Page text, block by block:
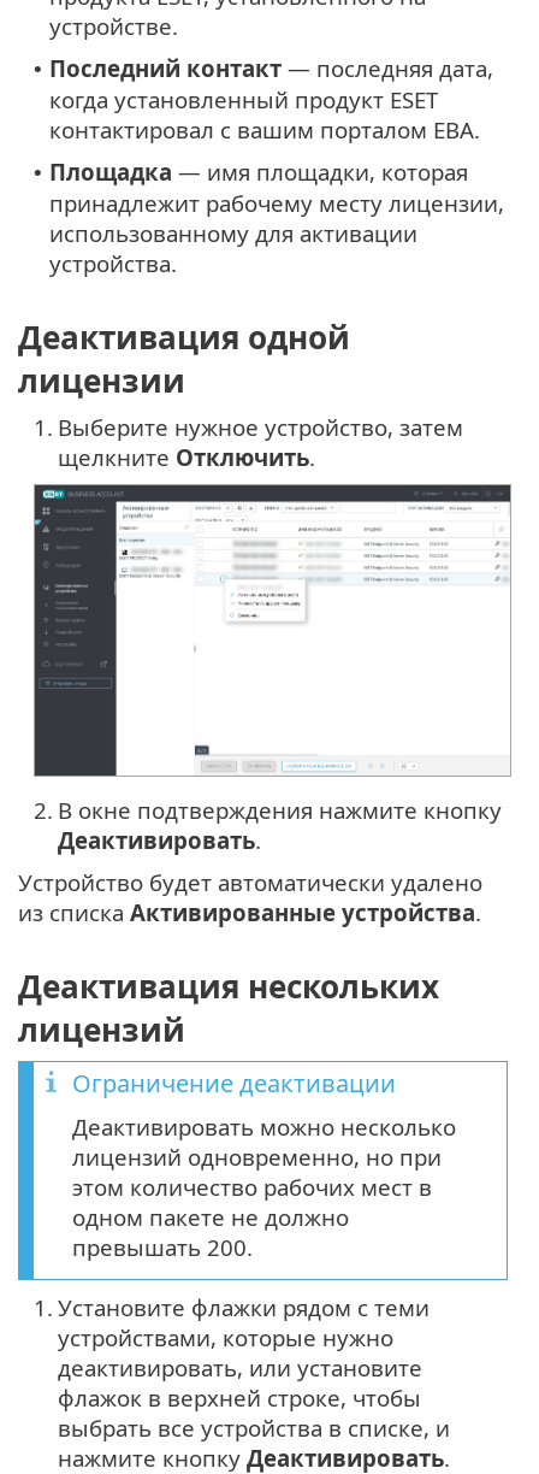
устройстве.
• Последний контакт — последняя дата,
когда установленный продукт ESET
контактировал с вашим порталом EBA.
• Площадка — имя площадки, которая
принадлежит рабочему месту лицензии,
использованному для активации
устройства.
Деактивация одной
лицензии
1. Выберите нужное устройство, затем
щелкните Отключить.
2. В окне подтверждения нажмите кнопку
Деактивировать.
Устройство будет автоматически удалено
из списка Активированные устройства.
Деактивация нескольких
лицензий
Ограничение деактивации
Деактивировать можно несколько
лицензий одновременно, но при
этом количество рабочих мест в
одном пакете не должно
превышать 200.
1. Установите флажки рядом с теми
устройствами, которые нужно
деактивировать, или установите
флажок в верхней строке, чтобы
выбрать все устройства в списке, и
нажмите кнопку Деактивировать.